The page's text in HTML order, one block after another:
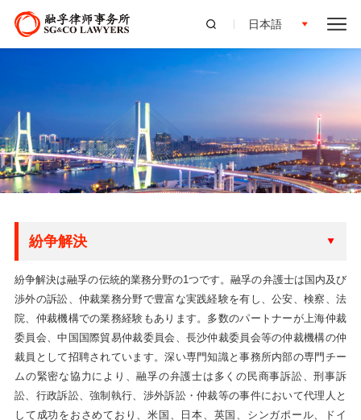
日本語
紛争解決
紛争解決は融孚の伝統的業務分野の1つです。融孚の弁護士は国内及び
渉外の訴訟、仲裁業務分野で豊富な実践経験を有し、公安、検察、法
院、仲裁機構での業務経験もあります。多数のパートナーが上海仲裁
委員会、中国国際貿易仲裁委員会、長沙仲裁委員会等の仲裁機構の仲
裁員として招聘されています。深い専門知識と事務所内部の専門チー
ムの緊密な協力により、融孚の弁護士は多くの民商事訴訟、刑事訴
訟、行政訴訟、強制執行、渉外訴訟・仲裁等の事件において代理人と
して成功をおさめており、米国、日本、英国、シンガポール、ドイ